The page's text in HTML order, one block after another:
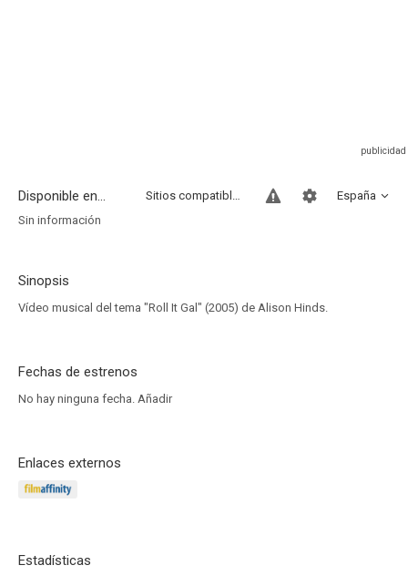
Disponible en... España
Sitios compatibles
Sin información
Sinopsis
Vídeo musical del tema "Roll It Gal" (2005) de Alison Hinds.
Fechas de estrenos
No hay ninguna fecha. Añadir
Enlaces externos
Estadísticas